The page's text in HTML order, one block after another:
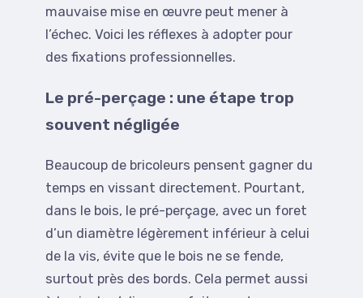
mauvaise mise en œuvre peut mener à
l’échec. Voici les réflexes à adopter pour
des fixations professionnelles.
Le pré-perçage : une étape trop
souvent négligée
Beaucoup de bricoleurs pensent gagner du
temps en vissant directement. Pourtant,
dans le bois, le pré-perçage, avec un foret
d’un diamètre légèrement inférieur à celui
de la vis, évite que le bois ne se fende,
surtout près des bords. Cela permet aussi